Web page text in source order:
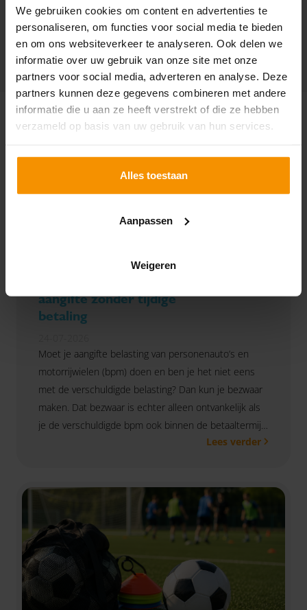
We gebruiken cookies om content en advertenties te
personaliseren, om functies voor social media te bieden
en om ons websiteverkeer te analyseren. Ook delen we
informatie over uw gebruik van onze site met onze
partners voor social media, adverteren en analyse. Deze
partners kunnen deze gegevens combineren met andere
informatie die u aan ze heeft verstrekt of die ze hebben
verzameld op basis van uw gebruik van hun services.
Alles toestaan
Aanpassen
Weigeren
aangifte zonder tijdige
betaling
Moet je aangifte belasting van personenauto’s en
motorrijwielen (bpm) doen en ben je het niet eens
met de verschuldigde belasting? Dan kun je bezwaar
maken. Dat bezwaar is echter alleen ontvankelijk als
je de verschuldigde bpm ook binnen de betaaltermijn
voldoet. Dat bevestigde de Hoge Raad in een zaak
Lees verder